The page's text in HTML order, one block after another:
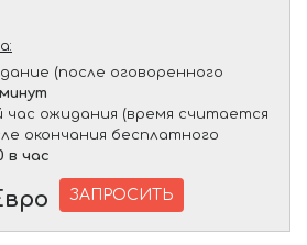
(после оговоренного
час ожидания (время считается
окончания бесплатного
в час
ЗАПРОСИТЬ